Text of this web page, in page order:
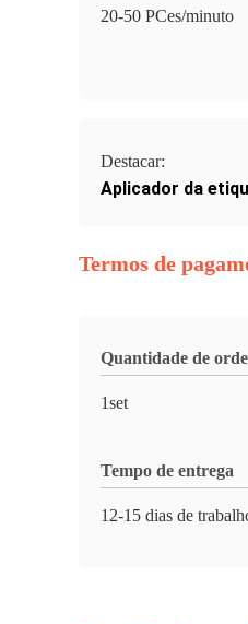
20-50 PCes/minuto
Destacar:
Aplicador da
Termos de
Quantidade de
1set
Tempo de entrega
12-15 dias de